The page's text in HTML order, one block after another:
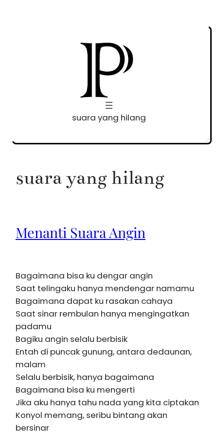
suara yang hilang
suara yang hilang
Menanti Suara Angin
Bagaimana bisa ku dengar angin
Saat telingaku hanya mendengar namamu
Bagaimana dapat ku rasakan cahaya
Saat sinar rembulan hanya mengingatkan
padamu
Bagiku angin selalu berbisik
Entah di puncak gunung, antara dedaunan,
malam
Selalu berbisik, hanya bagaimana
Bagaimana bisa ku mengerti
Jika aku hanya tahu nada yang kita ciptakan
Konyol memang, seribu bintang akan
bersinar